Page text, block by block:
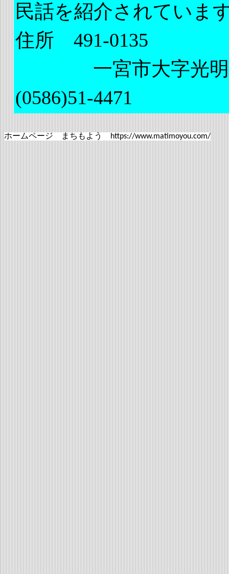
民話を紹介されていま
住所 491-0135
一宮市大字光明
(0586)51-4471
ホームページ まちもよう https://www.matimoyou.com/